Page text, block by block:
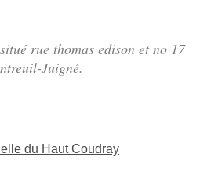
rue thomas edison et no 17
Juigné.
du Haut Coudray